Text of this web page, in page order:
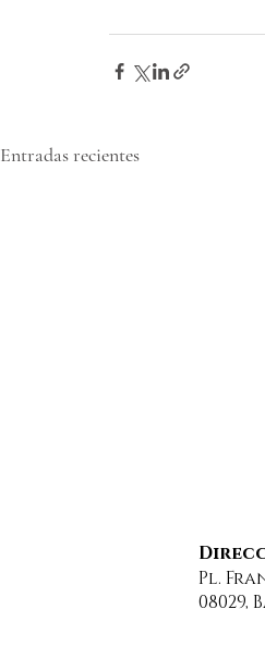
Entradas recientes
Pl.